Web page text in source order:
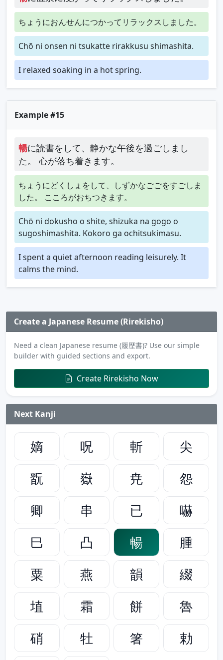
ちょうにおんせんにつかってリラックスしました。
Chō ni onsen ni tsukatte rirakkusu shimashita.
I relaxed soaking in a hot spring.
Example #15
暢に読書をして、静かな午後を過ごしまし
た。 心が落ち着きます。
ちょうにどくしょをして、しずかなごごをすごしま
した。 こころがおちつきます。
Chō ni dokusho o shite, shizuka na gogo o
sugoshimashita. Kokoro ga ochitsukimasu.
I spent a quiet afternoon reading leisurely. It
calms the mind.
Create a Japanese Resume (Rirekisho)
Need a clean Japanese resume (履歴書)? Use our simple
builder with guided sections and export.
Create Rirekisho Now
Next Kanji
嫡 呪 斬
尖
翫
嶽 尭
怨
卿
串 已
嚇
巳
凸 暢
腫
粟
燕 韻
綴
埴
霜 餅
魯
硝
牡 箸
勅